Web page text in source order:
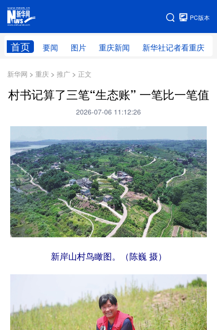
PC版本
首页 要闻 图片 重庆新闻 新华社记者看重庆
网站地图
新华网 > 重庆 > 推广 > 正文
村书记算了三笔“生态账” 一笔比一笔值
2026-07-06 11:12:26
新岸山村鸟瞰图。（陈巍 摄）